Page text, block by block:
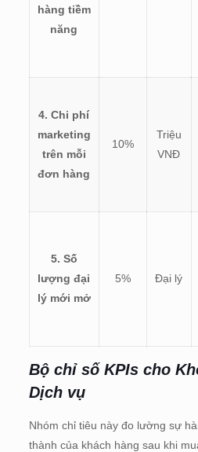
hàng tiềm
năng
4. Chi phí
marketing
trên mỗi
đơn hàng
10%
Triệu
VNĐ
5. Số
lượng đại
lý mới mở
5% Đại lý
Bộ chỉ số KPIs cho
Dịch vụ
Nhóm chỉ tiêu này đo lường sự
thành của khách hàng sau khi